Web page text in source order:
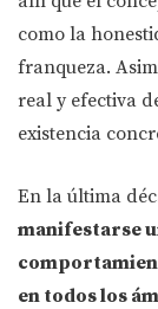
como la
franqueza.
real y efectiva
existencia
En la última
manifestarse
en todos los